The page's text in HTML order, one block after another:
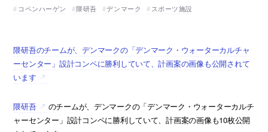
コペンハーゲン
隈研吾 デンマーク スポーツ施設
隈研吾のチームが、デンマークの「デンマーク・ウォーターカルチャ
ーセンター」設計コンペに勝利していて、計画案の画像も公開されて
います
隈研吾
のチームが、デンマークの「デンマーク・ウォーターカルチ
ャーセンター」設計コンペに勝利していて、計画案の画像も10枚公開